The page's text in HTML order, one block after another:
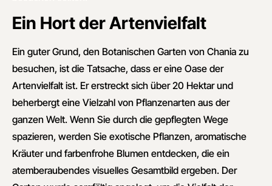
Ein Hort der Artenvielfalt
Ein guter Grund, den Botanischen Garten von Chania zu
besuchen, ist die Tatsache, dass er eine Oase der
Artenvielfalt ist. Er erstreckt sich über 20 Hektar und
beherbergt eine Vielzahl von Pflanzenarten aus der
ganzen Welt. Wenn Sie durch die gepflegten Wege
spazieren, werden Sie exotische Pflanzen, aromatische
Kräuter und farbenfrohe Blumen entdecken, die ein
atemberaubendes visuelles Gesamtbild ergeben. Der